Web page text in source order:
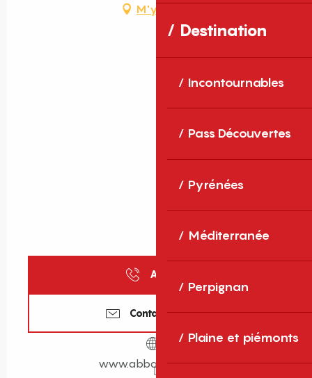
Destination
Incontournables
Pass Découvertes
Pyrénées
Méditerranée
Perpignan
Plaine et piémonts
M'y rendre
Appeler
Contactez-nous
www.abbayecuxa.org